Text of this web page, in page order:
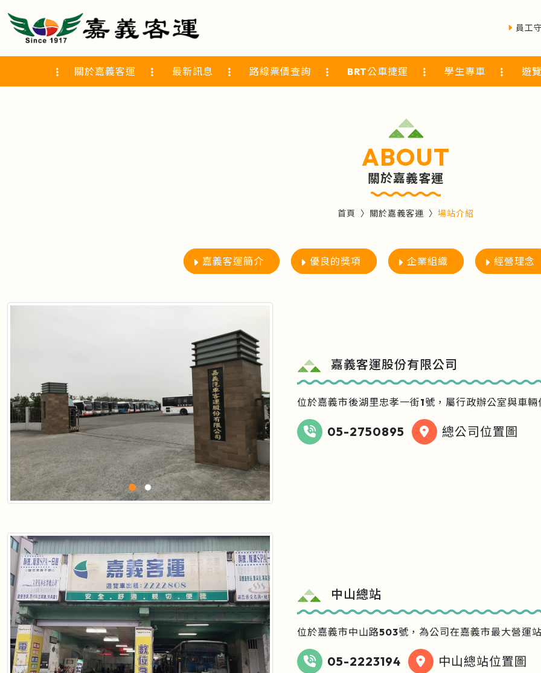
員工
關於嘉義客運 最新訊息 路線票價查詢 BRT公車捷運 學生專車 遊
ABOUT
關於嘉義客運
首頁 關於嘉義客運 場站介紹
嘉義客運簡介 優良的獎項 企業組織 經營理念
嘉義客運股份有限公司
位於嘉義市後湖里忠孝一街1號，屬行政辦公室與車
05-2750895 總公司位置圖
中山總站
位於嘉義市中山路503號，為公司在嘉義市最大營運
05-2223194 中山總站位置圖